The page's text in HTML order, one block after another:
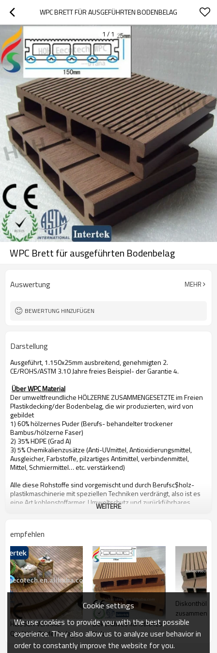
WPC BRETT FÜR AUSGEFÜHRTEN BODENBELAG
1 / 1
WPC Brett für ausgeführten Bodenbelag
Auswertung MEHR
BEWERTUNG HINZUFÜGEN
Darstellung
Ausgeführt, 1.150x25mm ausbreitend, genehmigten 2.
CE/ROHS/ASTM 3.10 Jahre freies Beispiel- der Garantie 4.
Über WPC Material
Der umweltfreundliche HÖLZERNE ZUSAMMENGESETZTE im Freien
Plastikdecking/der Bodenbelag, die wir produzierten, wird von
gebildet
1) 60% hölzernes Puder (Berufs- behandelter trockener
Bambus/hölzerne Faser)
2) 35% HDPE (Grad A)
3) 5% Chemikalienzusätze (Anti-UVmittel, Antioxidierungsmittel,
Ausgleicher, Farbstoffe, pilzartiges Antimittel, verbindenmittel,
Mittel, Schmiermittel… etc. verstärkend)
Alle diese Rohstoffe sind vorgemischt und durch Berufsc$holz-
plastikmaschinerie mit speziellen Techniken verdrängt, also ist es
eine Art kohlenstoffarmer, Umweltschutz und zurückführbares
Leute können von HOHEcotech von dem Folgen von Attributen
profitieren
1. Umweltfreundlich, 100% aufbereitet
2. Niedrige Wartung
3. Einfache Installation
4. Temperaturwiderstand, verwendbar von -29°C zu +51°C
5. Langlebig verwenden (10 Jahre Garantie)
6. Wasserdicht, feuchtigkeitsfest, insektensicher
7. Mit hölzernem Geruch sehr natürliches Gefühl
8. UVwiderstand, verblassen beständiges langlebiges Gut
9. Eleganter Blick
10. Sogar Dimensionsstabilität
Zusammengesetzter Decking für Balkon
WEITERE
empfehlen
HEISSER VERKAUF
Qualitäts-Bodenbelag
Dekoratives künstliches
Holz
Plastikdecking
Cookie settings
We use cookies to provide you with the best possible
experience. They also allow us to analyze user behavior in
order to constantly improve the website for you.